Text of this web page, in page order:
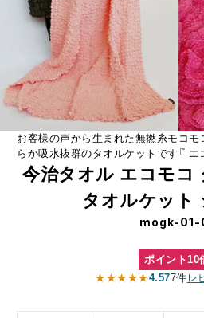
お客様の声から生まれた無撚糸モコ
らか吸水抜群のタオルケットです『 エ
今治タオル エコモコ
タオルケット
mogk-01-
ポイント10
★★★★★4.577件 レ